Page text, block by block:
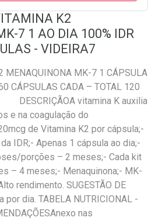
K2
7 1 AO DIA 100% IDR
- VIDEIRA7
MENAQUINONA MK-7 1 CÁPSULA
CÁPSULAS CADA – TOTAL 120
DESCRIÇÃOA vitamina K auxilia
e na coagulação do
de Vitamina K2 por cápsula;-
IDR;- Apenas 1 cápsula ao dia;-
porções – 2 meses;- Cada kit
– 4 meses;- Menaquinona;- MK-
rendimento. SUGESTÃO DE
por dia. TABELA NUTRICIONAL -
nas